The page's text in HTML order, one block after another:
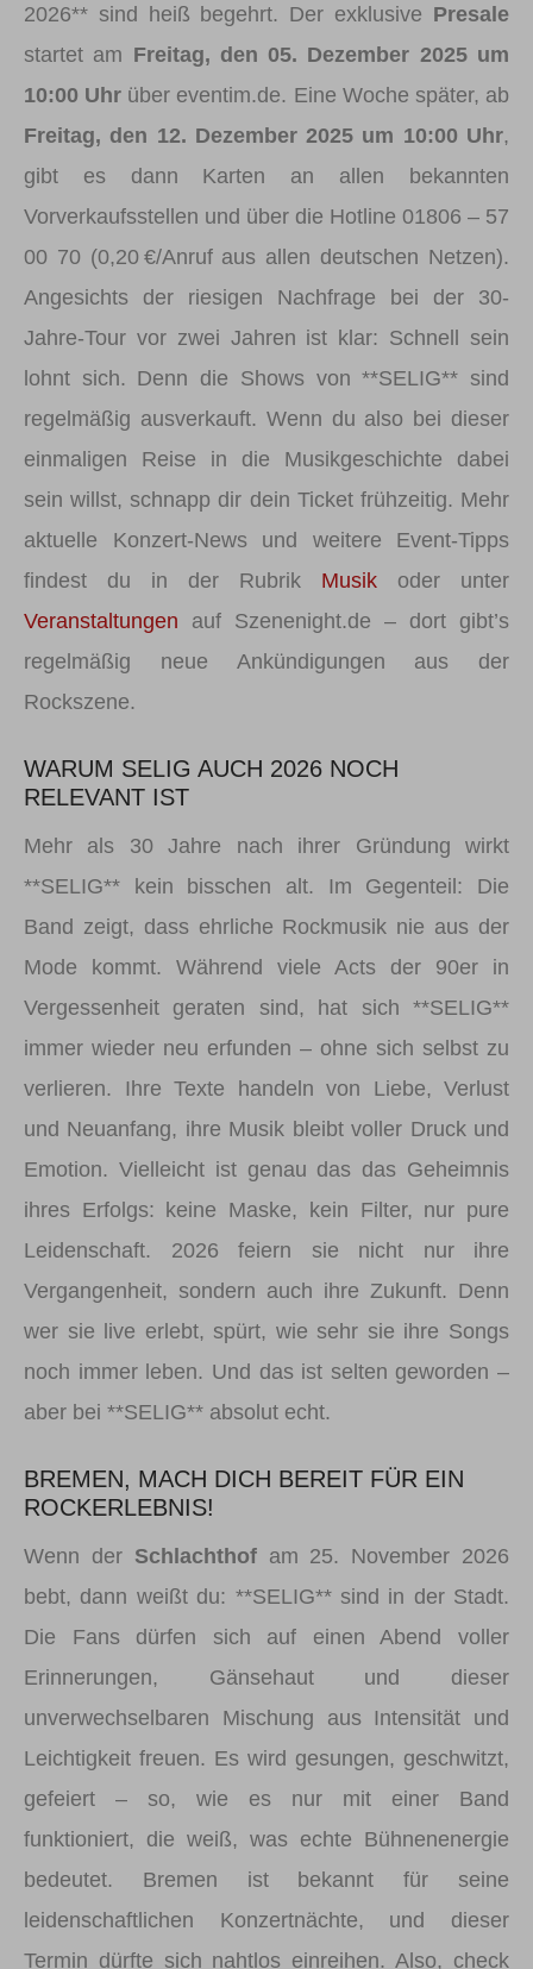
2026** sind heiß begehrt. Der exklusive Presale
startet am Freitag, den 05. Dezember 2025 um
10:00 Uhr über eventim.de. Eine Woche später, ab
Freitag, den 12. Dezember 2025 um 10:00 Uhr,
gibt es dann Karten an allen bekannten
Vorverkaufsstellen und über die Hotline 01806 – 57
00 70 (0,20 €/Anruf aus allen deutschen Netzen).
Angesichts der riesigen Nachfrage bei der 30-
Jahre-Tour vor zwei Jahren ist klar: Schnell sein
lohnt sich. Denn die Shows von **SELIG** sind
regelmäßig ausverkauft. Wenn du also bei dieser
einmaligen Reise in die Musikgeschichte dabei
sein willst, schnapp dir dein Ticket frühzeitig. Mehr
aktuelle Konzert-News und weitere Event-Tipps
findest du in der Rubrik Musik oder unter
Veranstaltungen auf Szenenight.de – dort gibt’s
regelmäßig neue Ankündigungen aus der
Rockszene.
WARUM SELIG AUCH 2026 NOCH
RELEVANT IST
Mehr als 30 Jahre nach ihrer Gründung wirkt
**SELIG** kein bisschen alt. Im Gegenteil: Die
Band zeigt, dass ehrliche Rockmusik nie aus der
Mode kommt. Während viele Acts der 90er in
Vergessenheit geraten sind, hat sich **SELIG**
immer wieder neu erfunden – ohne sich selbst zu
verlieren. Ihre Texte handeln von Liebe, Verlust
und Neuanfang, ihre Musik bleibt voller Druck und
Emotion. Vielleicht ist genau das das Geheimnis
ihres Erfolgs: keine Maske, kein Filter, nur pure
Leidenschaft. 2026 feiern sie nicht nur ihre
Vergangenheit, sondern auch ihre Zukunft. Denn
wer sie live erlebt, spürt, wie sehr sie ihre Songs
noch immer leben. Und das ist selten geworden –
aber bei **SELIG** absolut echt.
BREMEN, MACH DICH BEREIT FÜR EIN
ROCKERLEBNIS!
Wenn der Schlachthofam 25. November 2026
bebt, dann weißt du: **SELIG** sind in der Stadt.
Die Fans dürfen sich auf einen Abend voller
Erinnerungen, Gänsehaut und dieser
unverwechselbaren Mischung aus Intensität und
Leichtigkeit freuen. Es wird gesungen, geschwitzt,
gefeiert – so, wie es nur mit einer Band
funktioniert, die weiß, was echte Bühnenenergie
bedeutet. Bremen ist bekannt für seine
leidenschaftlichen Konzertnächte, und dieser
Termin dürfte sich nahtlos einreihen. Also, check